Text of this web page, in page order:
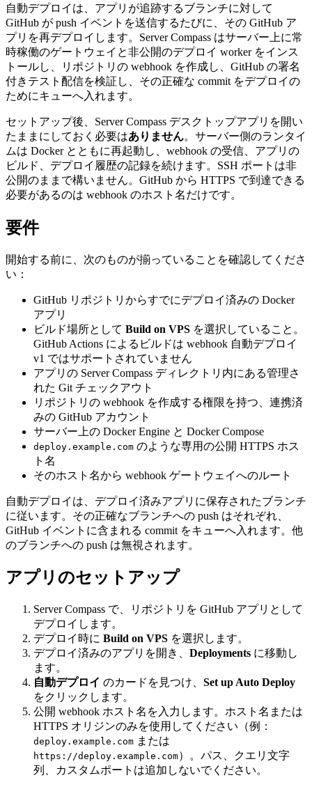
自動デプロイは、アプリが追跡するブランチに対して
GitHub が push イベントを送信するたびに、その GitHub ア
プリを再デプロイします。Server Compass はサーバー上に常
時稼働のゲートウェイと非公開のデプロイ worker をインス
トールし、リポジトリの webhook を作成し、GitHub の署名
付きテスト配信を検証し、その正確な commit をデプロイの
ためにキューへ入れます。
セットアップ後、Server Compass デスクトップアプリを開い
たままにしておく必要はありません。サーバー側のランタイ
ムは Docker とともに再起動し、webhook の受信、アプリの
ビルド、デプロイ履歴の記録を続けます。SSH ポートは非
公開のままで構いません。GitHub から HTTPS で到達できる
必要があるのは webhook のホスト名だけです。
要件
開始する前に、次のものが揃っていることを確認してくださ
い：
GitHub リポジトリからすでにデプロイ済みの Docker
アプリ
ビルド場所として Build on VPS を選択していること。
GitHub Actions によるビルドは webhook 自動デプロイ
v1 ではサポートされていません
アプリの Server Compass ディレクトリ内にある管理さ
れた Git チェックアウト
リポジトリの webhook を作成する権限を持つ、連携済
みの GitHub アカウント
サーバー上の Docker Engine と Docker Compose
deploy.example.com のような専用の公開 HTTPS ホス
ト名
そのホスト名から webhook ゲートウェイへのルート
自動デプロイは、デプロイ済みアプリに保存されたブランチ
に従います。その正確なブランチへの push はそれぞれ、
GitHub イベントに含まれる commit をキューへ入れます。他
のブランチへの push は無視されます。
アプリのセットアップ
Server Compass で、リポジトリを GitHub アプリとして
デプロイします。
デプロイ時に Build on VPS を選択します。
デプロイ済みのアプリを開き、 Deployments に移動し
ます。
自動デプロイ のカードを見つけ、 Set up Auto Deploy
をクリックします。
公開 webhook ホスト名を入力します。ホスト名または
HTTPS オリジンのみを使用してください（例：
deploy.example.com または
https://deploy.example.com）。パス、クエリ文字
列、カスタムポートは追加しないでください。